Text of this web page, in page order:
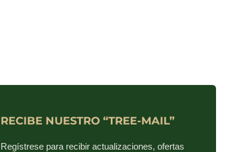
RECIBE NUESTRO “TREE-MAIL”
Regístrese para recibir actualizaciones, ofertas